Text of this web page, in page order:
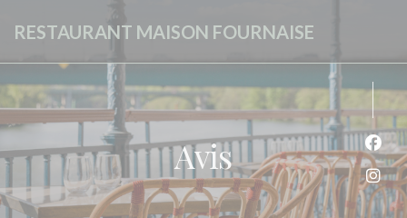
RESTAURANT MAISON FOURNAISE
Avis